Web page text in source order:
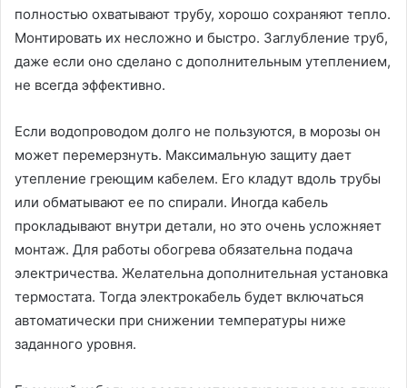
полностью охватывают трубу, хорошо сохраняют тепло.
Монтировать их несложно и быстро. Заглубление труб,
даже если оно сделано с дополнительным утеплением,
не всегда эффективно.
Если водопроводом долго не пользуются, в морозы он
может перемерзнуть. Максимальную защиту дает
утепление греющим кабелем. Его кладут вдоль трубы
или обматывают ее по спирали. Иногда кабель
прокладывают внутри детали, но это очень усложняет
монтаж. Для работы обогрева обязательна подача
электричества. Желательна дополнительная установка
термостата. Тогда электрокабель будет включаться
автоматически при снижении температуры ниже
заданного уровня.